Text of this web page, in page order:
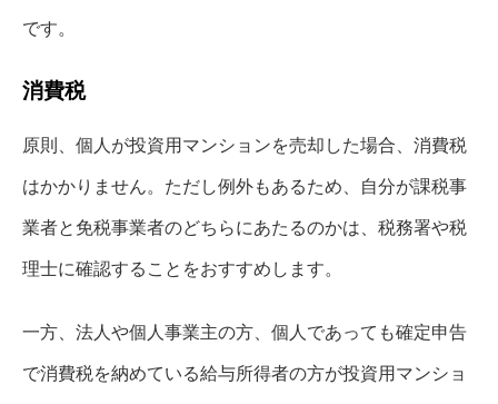
です。
消費税
原則、個人が投資用マンションを売却した場合、消費税
はかかりません。ただし例外もあるため、自分が課税事
業者と免税事業者のどちらにあたるのかは、税務署や税
理士に確認することをおすすめします。
一方、法人や個人事業主の方、個人であっても確定申告
で消費税を納めている給与所得者の方が投資用マンショ